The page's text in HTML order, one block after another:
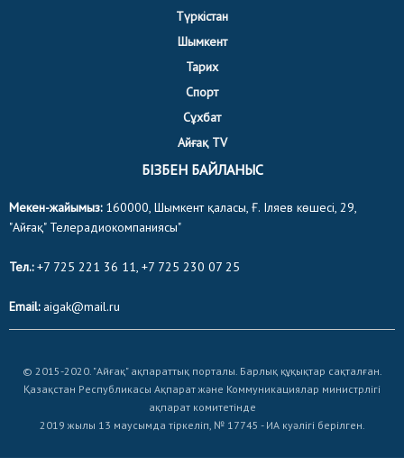
Түркістан
Шымкент
Тарих
Спорт
Сұхбат
Айғақ TV
БІЗБЕН БАЙЛАНЫС
Мекен-жайымыз:160000, Шымкент қаласы, Ғ. Іляев көшесі, 29,
"Айғақ" Телерадиокомпаниясы"
Тел.:+7 725 221 36 11, +7 725 230 07 25
Email:aigak@mail.ru
© 2015-2020. "Айғақ" ақпараттық порталы. Барлық құқықтар сақталған.
Қазақстан Республикасы Ақпарат және Коммуникациялар министрлігі
ақпарат комитетінде
2019 жылы 13 маусымда тіркеліп, № 17745 - ИА куәлігі берілген.